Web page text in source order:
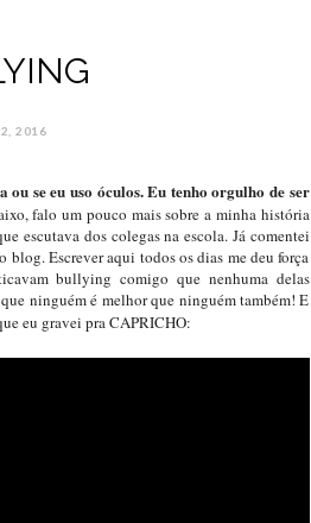
2016
ou se eu uso óculos. Eu tenho orgulho de ser
falo um pouco mais sobre a minha história
escutava dos colegas na escola. Já comentei
Escrever aqui todos os dias me deu força
bullying comigo que nenhuma delas
ninguém é melhor que ninguém também! E
eu gravei pra CAPRICHO: